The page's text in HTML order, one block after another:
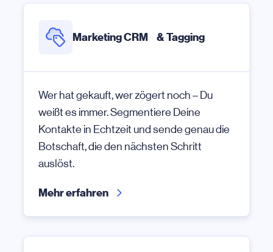
Marketing CRM & Tagging
Wer hat gekauft, wer zögert noch – Du
weißt es immer. Segmentiere Deine
Kontakte in Echtzeit und sende genau die
Botschaft, die den nächsten Schritt
auslöst.
Mehr erfahren